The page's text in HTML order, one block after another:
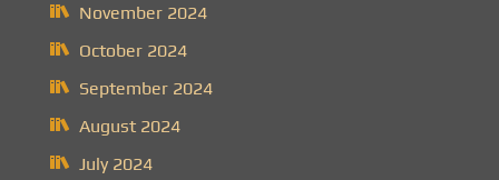
November 2024
October 2024
September 2024
August 2024
July 2024